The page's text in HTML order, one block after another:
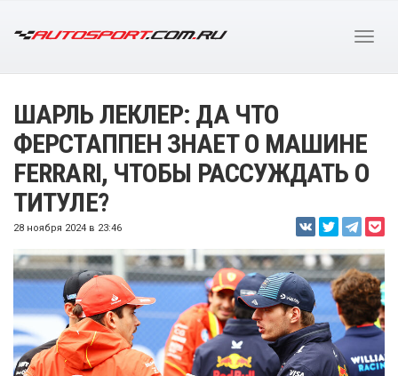
ШАРЛЬ ЛЕКЛЕР: ДА ЧТО
ФЕРСТАППЕН ЗНАЕТ О МАШИНЕ
FERRARI, ЧТОБЫ РАССУЖДАТЬ О
ТИТУЛЕ?
28 ноября 2024 в 23:46